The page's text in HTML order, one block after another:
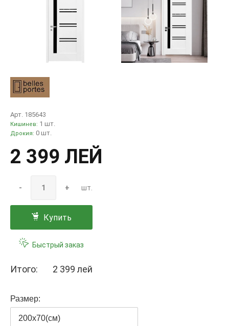
Арт. 185643
Кишинев: 1 шт.
Дрокия: 0 шт.
2 399 ЛЕЙ
- + шт.
Купить
Быстрый заказ
Итого: 2 399 лей
Размер:
200x70(см)